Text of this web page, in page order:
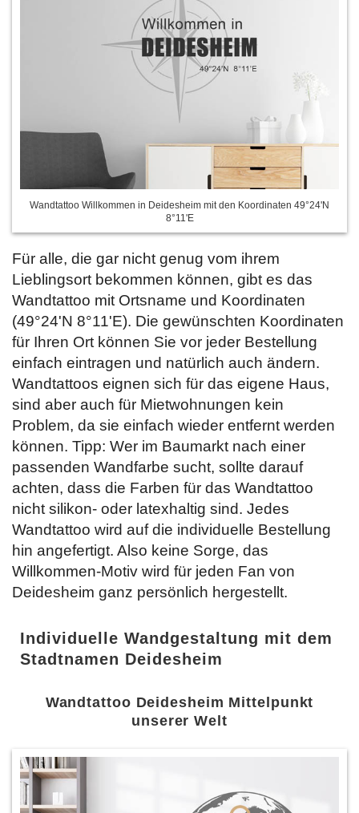
Wandtattoo Willkommen in Deidesheim mit den Koordinaten 49°24'N
8°11'E
Für alle, die gar nicht genug vom ihrem
Lieblingsort bekommen können, gibt es das
Wandtattoo mit Ortsname und Koordinaten
(49°24'N 8°11'E). Die gewünschten Koordinaten
für Ihren Ort können Sie vor jeder Bestellung
einfach eintragen und natürlich auch ändern.
Wandtattoos eignen sich für das eigene Haus,
sind aber auch für Mietwohnungen kein
Problem, da sie einfach wieder entfernt werden
können. Tipp: Wer im Baumarkt nach einer
passenden Wandfarbe sucht, sollte darauf
achten, dass die Farben für das Wandtattoo
nicht silikon- oder latexhaltig sind. Jedes
Wandtattoo wird auf die individuelle Bestellung
hin angefertigt. Also keine Sorge, das
Willkommen-Motiv wird für jeden Fan von
Deidesheim ganz persönlich hergestellt.
Individuelle Wandgestaltung mit dem
Stadtnamen Deidesheim
Wandtattoo Deidesheim Mittelpunkt
unserer Welt